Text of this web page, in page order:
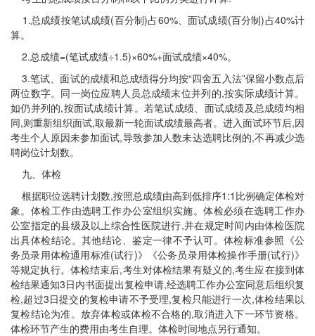
1.总成绩按笔试成绩(百分制)占60%、面试成绩(百分制)占40%计
算。
2.总成绩=(笔试成绩÷1.5)×60%+面试成绩×40%。
3.笔试、面试的成绩和总成绩得分均按“四舍五入法”保留小数点后
两位数字。同一岗位应聘人员总成绩末位并列的,按实际成绩计算。
如仍并列的,按面试成绩计算。若笔试成绩、面试成绩及总成绩均相
同,则重新组织面试,取最新一轮面试成绩最高者。进入面试环节后,因
考生个人原因未参加面试,导致参加人数未达选聘比例的,不再减少选
聘岗位计划数。
九、体检
根据职位选聘计划数,按照总成绩由高到低排序1:1比例确定体检对
象。体检工作由选聘工作办公室组织实施。体检必须在选聘工作办
公室指定的县级及以上综合性医院进行,并在规定时间内由体检医院
出具体检结论。其他结论、鉴定一律不予认可。体检标准参照《公
务员录用体检通用标准(试行)》《公务员录用体检操作手册(试行)》
等规定执行。体检结束后,考生对体检结果有疑义的,考生应在接到体
检结果通知3日内书面提出复检申请,经选聘工作办公室同意后组织复
检,超过3日提交的复检申请不予受理,复检只能进行一次,体检结果以
复检结论为准。放弃体检或体检不合格的,取消进入下一环节资格。
体检环节产生的费用由考生自理。体检时间地点另行通知。